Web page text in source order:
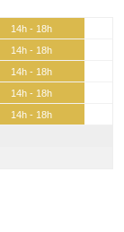
14h - 18h
14h - 18h
14h - 18h
14h - 18h
14h - 18h